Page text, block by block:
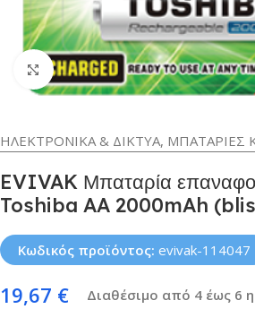
Κλικ για μεγέθυνση
ΗΛΕΚΤΡΟΝΙΚΑ & ΔΙΚΤΥΑ, ΜΠΑΤΑΡΙΕΣ
EVIVAK Μπαταρία
Toshiba AA 2000mAh
Κωδικός προϊόντος: evivak-114047
19,67 € Διαθέσιμο από 4 έως 6